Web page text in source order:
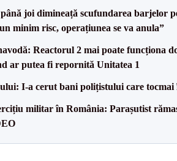
joi dimineață scufundarea barjelor
minim risc, operațiunea se va anula”
Reactorul 2 mai poate funcționa
ar putea fi repornită Unitatea 1
I-a cerut bani polițistului care tocmai
militar în România: Parașutist